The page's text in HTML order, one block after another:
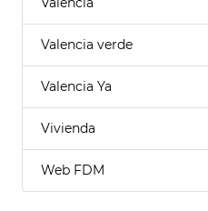
Valencia verde
Valencia Ya
Vivienda
Web FDM